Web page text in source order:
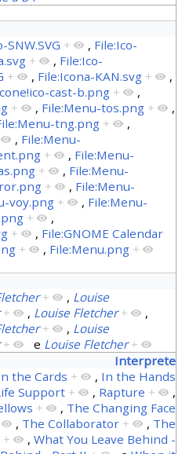
SNW.SVG + , File:Ico-
+ , File:Ico-
+ , File:Icona-KAN.svg +
,
cast-b.png +
,
+ , File:Menu-tos.png +
,
tng.png +
,
, File:Menu-
+ , File:Menu-
+ , File:Menu-
+ , File:Menu-
voy.png + , File:Menu-
+
,
+ , File:GNOME Calendar
+ , File:Menu.png +
+ , Louise
+ , Louise Fletcher +
,
+ , Louise
+ e Louise Fletcher +
Interprete
the Cards + , In the Hands
Support + , Rapture +
,
+ , The Changing Face
, The Collaborator + , The
+ ,What You Leave Behind -